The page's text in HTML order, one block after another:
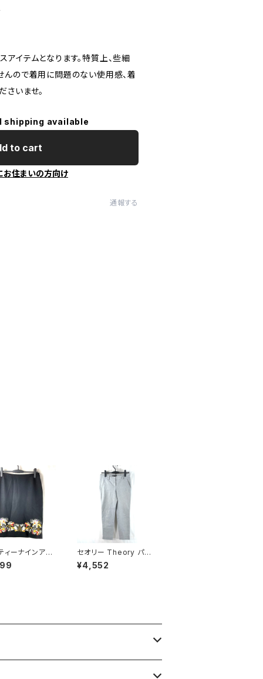
イテムとなります。特質上、些細
んので着用に問題のない使用感、着
さいませ。
shipping available
to cart
お住まいの方向け
通報する
ィーナインアベ
ュンコシマダ 4
shimada
セオリー Theory パン
ツ 白黒鹿の子生地 7号
900582
¥4,552